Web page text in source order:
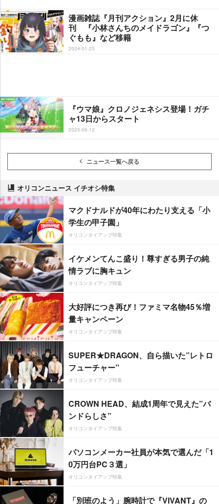
漫画雑誌『月刊アクション』2月に休
刊 『小林さんちのメイドラゴン』『つ
ぐもも』など移籍
2024-01-25
『ウマ娘』クロノジェネシス登場！ガチ
ャ13日からスタート
2025-06-12
ニュース一覧へ戻る
オリコンニュース イチオシ特集
マクドナルドが40年にわたり支える「小
学生の甲子園」
オリコンタイアップ特集
イケメンてんこ盛り！尊すぎる男子の純
情ラブに胸キュン
オリコンタイアップ特集
大好評につき再び！ファミマ名物45％増
量キャンペーン
オリコンタイアップ特集
SUPER★DRAGON、自ら描いた”レトロ
フューチャー”
オリコンタイアップ特集
CROWN HEAD、結成1周年で見えた”バ
ンドらしさ”
オリコンタイアップ特集
パソコンメーカー社員が本気で選んだ「1
0万円台PC３選」
オリコンタイアップ特集
「別班のよう」腕時計で『VIVANT』の